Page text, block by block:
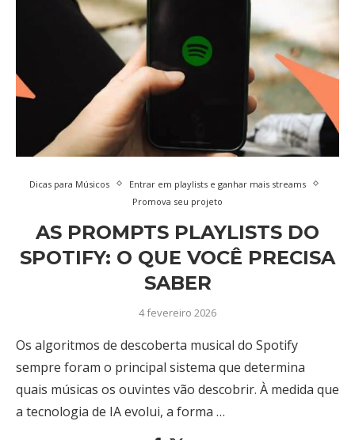
Dicas para Músicos
Entrar em playlists e ganhar mais streams
Promova seu projeto
AS PROMPTS PLAYLISTS DO
SPOTIFY: O QUE VOCÊ PRECISA
SABER
4 fevereiro 2026
Os algoritmos de descoberta musical do Spotify
sempre foram o principal sistema que determina
quais músicas os ouvintes vão descobrir. À medida que
a tecnologia de IA evolui, a forma …